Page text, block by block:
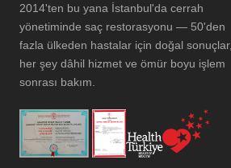
2014'ten bu yana İstanbul'da cerrah
yönetiminde saç restorasyonu — 50'den
fazla ülkeden hastalar için doğal sonuçlar,
her şey dâhil hizmet ve ömür boyu işlem
sonrası bakım.